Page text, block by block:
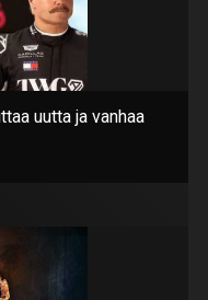
uutta ja vanhaa